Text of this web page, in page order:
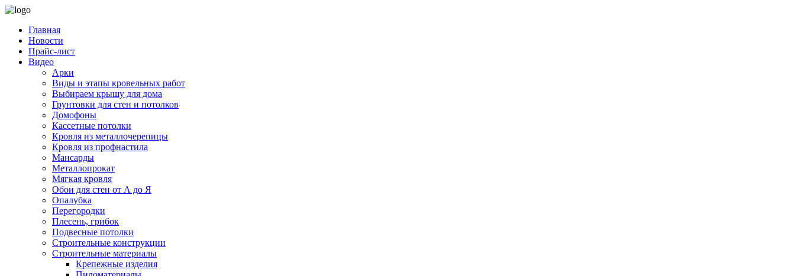
Главная
Новости
Прайс-лист
Видео
Арки
Виды и этапы кровельных работ
Выбираем крышу для дома
Грунтовки для стен и потолков
Домофоны
Кассетные потолки
Кровля из металлочерепицы
Кровля из профнастила
Мансарды
Металлопрокат
Мягкая кровля
Обои для стен от А до Я
Опалубка
Перегородки
Плесень, грибок
Подвесные потолки
Строительные конструкции
Строительные материалы
Крепежные изделия